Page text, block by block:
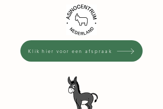
Klik hier voor een afspraak